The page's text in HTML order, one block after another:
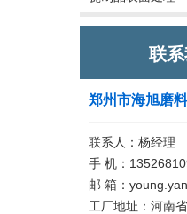
联系
郑州市海旭磨
联系人：杨经理
手 机：
邮 箱：
工厂地址：河南